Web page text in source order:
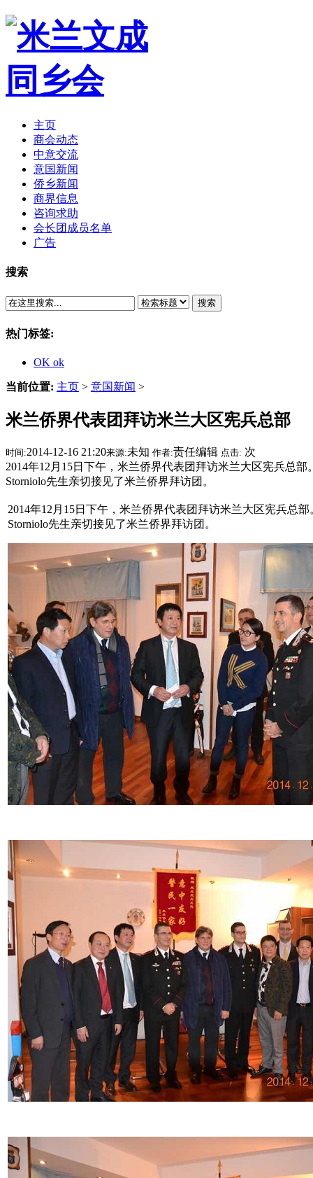
主页
商会动态
中意交流
意国新闻
侨乡新闻
商界信息
咨询求助
会长团成员名单
广告
搜索
搜索
热门标签:
OK ok
当前位置: 主页 > 意国新闻 >
米兰侨界代表团拜访米兰大区宪兵总部
时间:2014-12-16 21:20来源:未知 作者:责任编辑 点击: 次
2014年12月15日下午，米兰侨界代表团拜访米兰大区宪兵总
Storniolo先生亲切接见了米兰侨界拜访团。
2014年12月15日下午，米兰侨界代表团拜访米兰大区宪兵总
Storniolo先生亲切接见了米兰侨界拜访团。